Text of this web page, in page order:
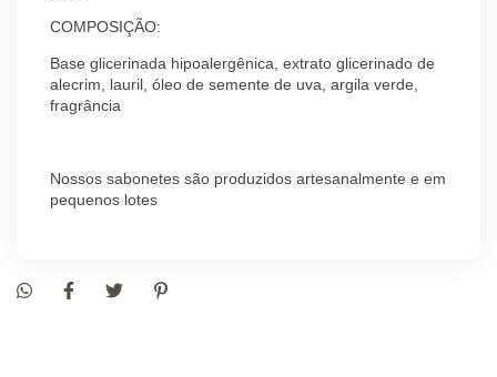
COMPOSIÇÃO:
Base glicerinada hipoalergênica, extrato glicerinado de
alecrim, lauril, óleo de semente de uva, argila verde,
fragrância
Nossos sabonetes são produzidos artesanalmente e em
pequenos lotes